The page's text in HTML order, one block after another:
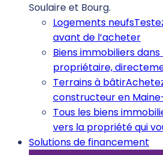
Soulaire et Bourg.
Logements neufs
avant de l’acheter
Biens immobiliers dans
propriétaire,
Terrains à bâtir
constructeur en
Tous les biens
vers la propriété qui
Solutions de financement